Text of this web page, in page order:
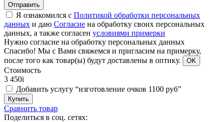
Отправить
Я ознакомился с Политикой обработки персональных
данных и даю Согласие на обработку своих персональных
данных, а также согласен условиями примерки
Нужно согласие на обработку персональных данных
Спасибо! Мы с Вами свяжемся и пригласим на примерку,
после того как товар(ы) будут доставлены в оптику.
OK
Стоимость
3 450i
Добавить услугу “изготовление очков 1100 руб”
Купить
Сравнить товар
Поделиться в соц. сетях: